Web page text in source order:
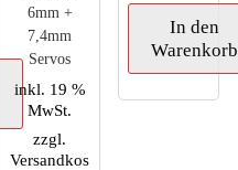
6mm +
7,4mm
Servos
inkl. 19 %
MwSt.
zzgl.
Versandkos
In den
Warenkorb